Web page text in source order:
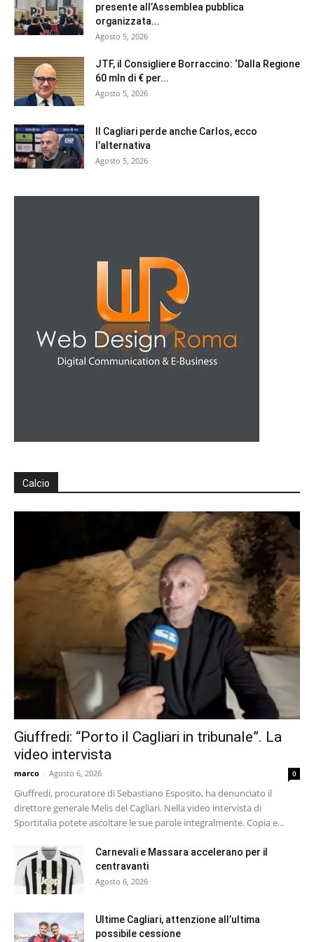
presente all’Assemblea pubblica
organizzata...
Agosto 5, 2026
JTF, il Consigliere Borraccino: ‘Dalla Regione
60 mln di € per...
Agosto 5, 2026
Il Cagliari perde anche Carlos, ecco
l’alternativa
Agosto 5, 2026
Calcio
Giuffredi: “Porto il Cagliari in tribunale”. La
video intervista
marco - Agosto 6, 2026 0
Giuffredi, procuratore di Sebastiano Esposito, ha denunciato il
direttore generale Melis del Cagliari. Nella video intervista di
Sportitalia potete ascoltare le sue parole integralmente. Copia e...
Carnevali e Massara accelerano per il
centravanti
Agosto 6, 2026
Ultime Cagliari, attenzione all’ultima
possibile cessione